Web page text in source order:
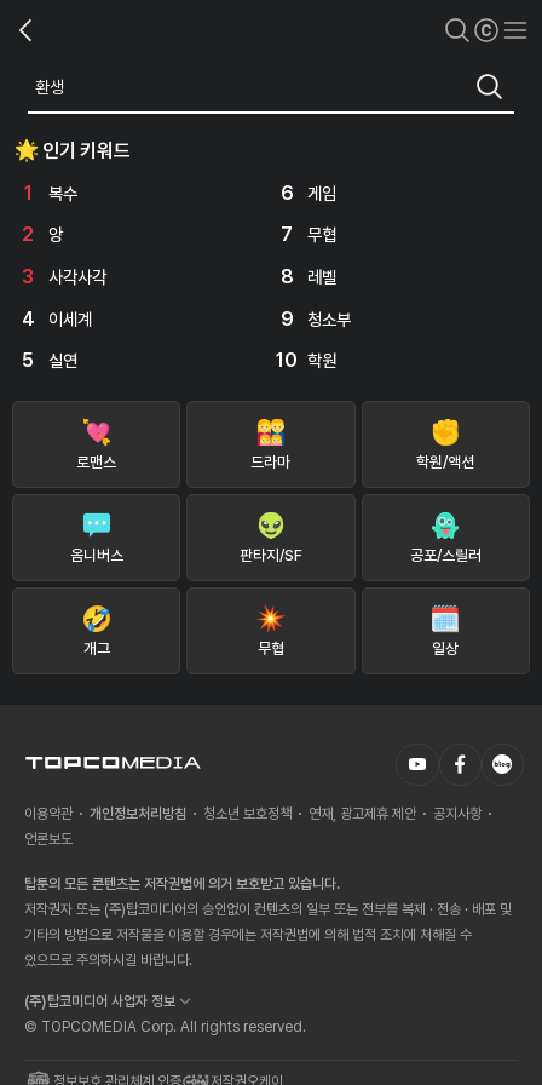
인기 키워드
1
복수
2 앙
3 사각사각
4 이세계
5 실연
6 게임
7 무협
8 레벨
9 청소부
10 학원
로맨스 드라마 학원/액션
옴니버스 판타지/SF 공포/스릴러
개그 무협 일상
이용약관 개인정보처리방침 청소년 보호정책 연재, 광고제휴 제안
공지사항
언론보도
탑툰의 모든 콘텐츠는 저작권법에 의거 보호받고 있습니다.
저작권자 또는 (주)탑코미디어의 승인없이 컨텐츠의 일부 또는 전부를 복제 · 전송 · 배포 및
기타의 방법으로 저작물을 이용할 경우에는 저작권법에 의해 법적 조치에 처해질 수
있으므로 주의하시길 바랍니다.
(주)탑코미디어 사업자 정보
© TOPCOMEDIA Corp. All rights reserved.
정보보호 관리체계 인증 저작권오케이